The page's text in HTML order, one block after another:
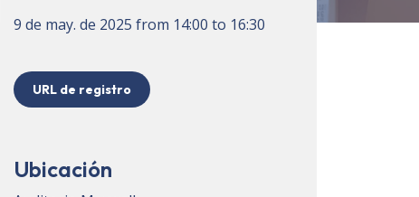
9 de may. de 2025 from 14:00 to 16:30
URL de registro
Ubicación